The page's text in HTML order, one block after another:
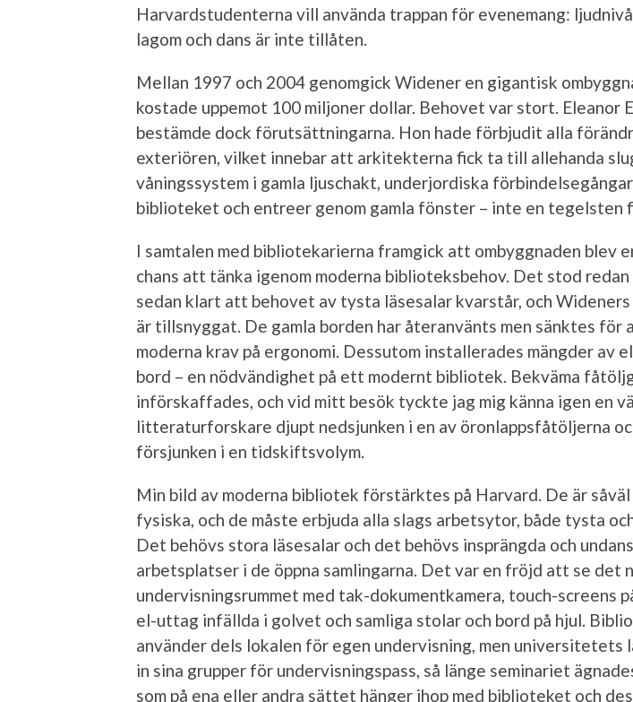
Harvardstudenterna vill använda trappan för evenemang:
lagom och dans är inte tillåten.
Mellan 1997 och 2004 genomgick Widener en gigantisk
kostade uppemot 100 miljoner dollar. Behovet var stort. Eleanor
bestämde dock förutsättningarna. Hon hade förbjudit alla
exteriören, vilket innebar att arkitekterna fick ta till allehanda
våningssystem i gamla ljuschakt, underjordiska
biblioteket och entreer genom gamla fönster – inte en tegelsten
I samtalen med bibliotekarierna framgick att ombyggnaden blev
chans att tänka igenom moderna biblioteksbehov. Det stod
sedan klart att behovet av tysta läsesalar kvarstår, och
är tillsnyggat. De gamla borden har återanvänts men sänktes
moderna krav på ergonomi. Dessutom installerades mängder av
bord – en nödvändighet på ett modernt bibliotek. Bekväma
införskaffades, och vid mitt besök tyckte jag mig känna igen en
litteraturforskare djupt nedsjunken i en av öronlappsfåtöljerna
försjunken i en tidskiftsvolym.
Min bild av moderna bibliotek förstärktes på Harvard. De är
fysiska, och de måste erbjuda alla slags arbetsytor, både tysta
Det behövs stora läsesalar och det behövs insprängda och
arbetsplatser i de öppna samlingarna. Det var en fröjd att se det
undervisningsrummet med tak-dokumentkamera, touch-screens
el-uttag infällda i golvet och samliga stolar och bord på hjul.
använder dels lokalen för egen undervisning, men universitetets
in sina grupper för undervisningspass, så länge seminariet
som på ena eller andra sättet hänger ihop med biblioteket och